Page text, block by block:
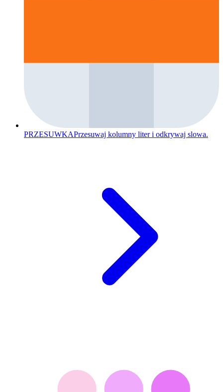
PRZESUWKAPrzesuwaj kolumny liter i odkrywaj slowa.